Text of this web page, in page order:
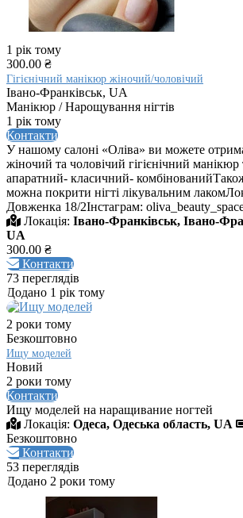
1 рік тому
300.00 ₴
Гігієнічний манікюр жіночий/чоловічий
Івано-Франківськ, UA
Манікюр / Нарощування нігтів
1 рік тому
Контакти
У нашому салоні «Оліва» ви можете
жіночий та чоловічий гігієнічний манікюр
апаратний- класичний-
можна покрити нігті лікувальним
Довженка 18/2Інстаграм:
Локація: Івано-Франківськ, Івано-
UA
300.00 ₴
Контакти
73 переглядів
Додано 1 рік тому
2 роки тому
Безкоштовно
Ищу моделей
Новий
2 роки тому
Контакти
Ищу моделей на наращивание ногтей
Локація: Одеса, Одеська область, UA
Безкоштовно
Контакти
53 переглядів
Додано 2 роки тому